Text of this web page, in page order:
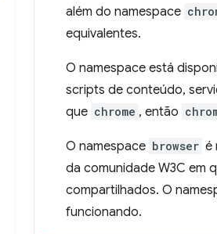
além do namespace
equivalentes.
O namespace está
scripts de conteúdo,
que chrome , então
O namespace browser é
da comunidade W3C em
compartilhados. O
funcionando.